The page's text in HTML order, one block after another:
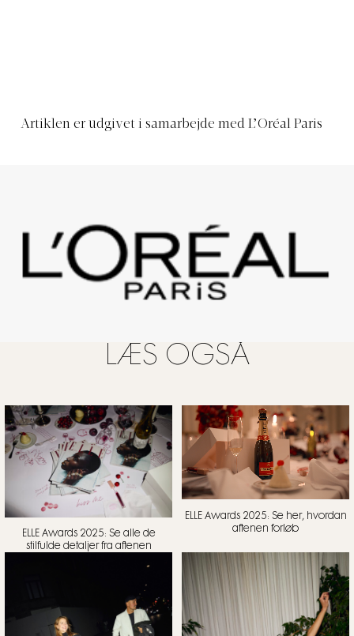
Artiklen er udgivet i samarbejde med L’Oréal Paris
LÆS OGSÅ
ELLE Awards 2025: Se alle de
stilfulde detaljer fra aftenen
ELLE Awards 2025: Se her, hvordan
aftenen forløb